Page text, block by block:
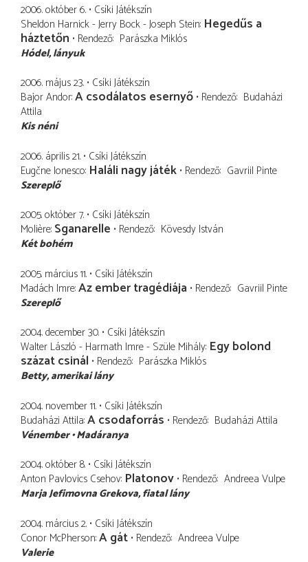
2006. október 6. Csíki Játékszín
Sheldon Harnick - Jerry Bock - Joseph Stein Hegedűs a
háztetőn Rendező Parászka Miklós
Hódel lányuk
2006. május 23. Csíki Játékszín
Bajor Andor A csodálatos esernyő Rendező Budaházi
Attila
Kis néni
2006. április 21. Csíki Játékszín
Eugčne Ionesco Haláli nagy játék Rendező Gavriil Pinte
Szereplő
2005. október 7. Csíki Játékszín
Molière Sganarelle Rendező Kövesdy István
Két bohém
2005. március 11. Csíki Játékszín
Madách Imre Az ember tragédiája Rendező Gavriil Pinte
Szereplő
2004. december 30. Csíki Játékszín
Walter László - Harmath Imre - Szüle Mihály Egy bolond
százat csinál Rendező Parászka Miklós
Betty amerikai lány
2004. november 11. Csíki Játékszín
Budaházi Attila A csodaforrás Rendező Budaházi Attila
Vénember Madáranya
2004. október 8. Csíki Játékszín
Anton Pavlovics Csehov Platonov Rendező Andreea Vulpe
Marja Jefimovna Grekova fiatal lány
2004. március 2. Csíki Játékszín
Conor McPherson A gát Rendező Andreea Vulpe
Valerie